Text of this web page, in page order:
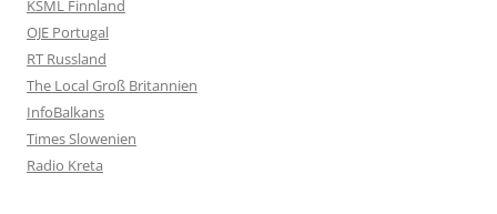
KSML Finnland
OJE Portugal
RT Russland
The Local Groß Britannien
InfoBalkans
Times Slowenien
Radio Kreta